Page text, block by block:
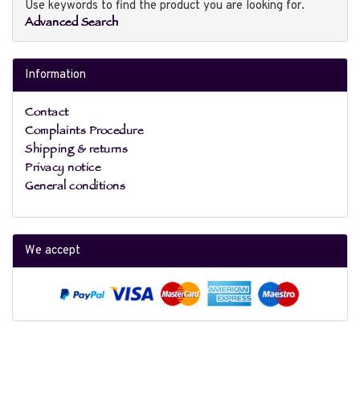
Use keywords to find the product you are looking for.
Advanced Search
Information
Contact
Complaints Procedure
Shipping & returns
Privacy notice
General conditions
We accept